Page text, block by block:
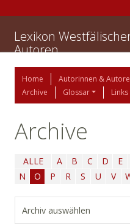
Lexikon
Autoren
Home Autorinnen &
Archive
Glossar Links
Archive
ALLE A B C D E
N
O P R S U V
Archiv auswählen